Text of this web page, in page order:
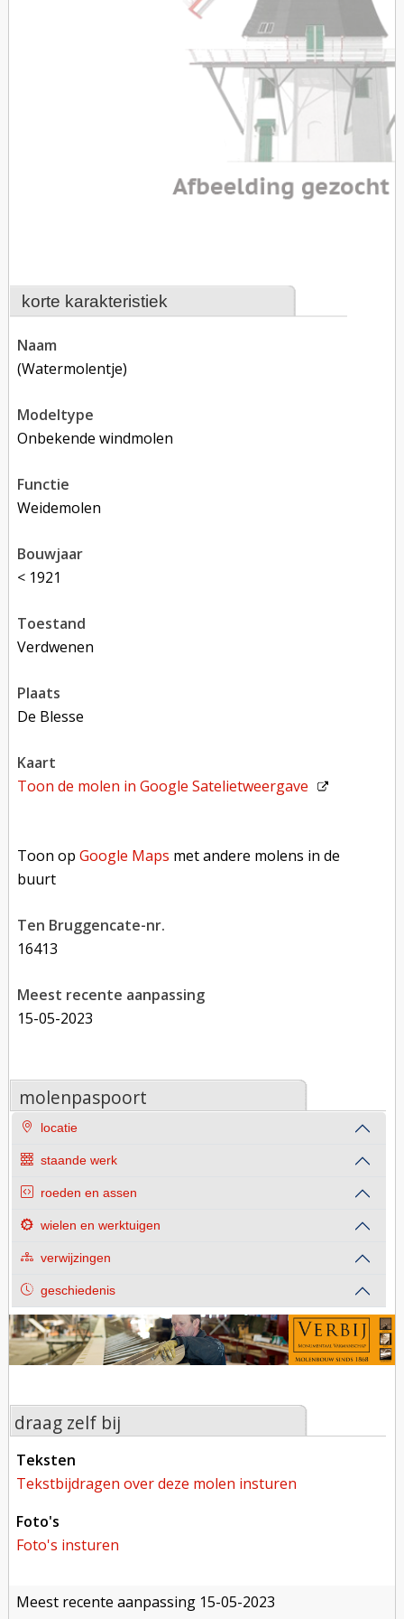
korte karakteristiek
naam
(watermolentje)
modeltype
Onbekende windmolen
functie
weidemolen
bouwjaar
< 1921
toestand
verdwenen
plaats
De Blesse
kaart
Toon de molen inGoogle Satelietweergave
Toon opGoogle Maps met andere molens in de
buurt
Ten Bruggencate-nr.
16413
Meest recente aanpassing
15-05-2023
molenpaspoort
locatie
staande werk
roeden en assen
wielen en werktuigen
verwijzingen
geschiedenis
draag zelf bij
teksten
tekstbijdragen over deze molen insturen
foto's
foto's insturen
meest recente aanpassing 15-05-2023